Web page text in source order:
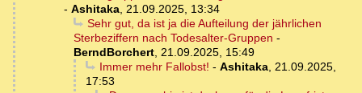
- Ashitaka, 21.09.2025, 13:34
Sehr gut, da ist ja die Aufteilung der jährlichen
Sterbeziffern nach Todesalter-Gruppen -
BerndBorchert, 21.09.2025, 15:49
Immer mehr Fallobst! - Ashitaka, 21.09.2025,
17:53